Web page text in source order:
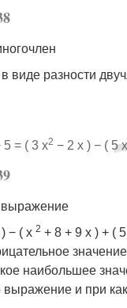
виде разности
= ( 3 x2 − 2 x ) − ( 5
выражение
) − ( x2 + 8 + 9 x ) + (
наибольшее
выражение и при